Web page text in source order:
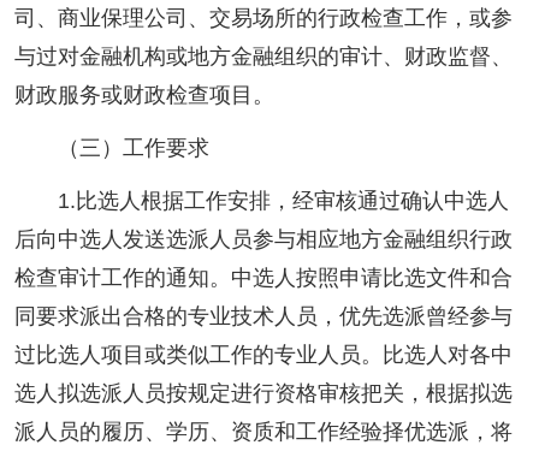
司、商业保理公司、交易场所的行政检查工作，或参
与过对金融机构或地方金融组织的审计、财政监督、
财政服务或财政检查项目。
（三）工作要求
1.比选人根据工作安排，经审核通过确认中选人
后向中选人发送选派人员参与相应地方金融组织行政
检查审计工作的通知。中选人按照申请比选文件和合
同要求派出合格的专业技术人员，优先选派曾经参与
过比选人项目或类似工作的专业人员。比选人对各中
选人拟选派人员按规定进行资格审核把关，根据拟选
派人员的履历、学历、资质和工作经验择优选派，将